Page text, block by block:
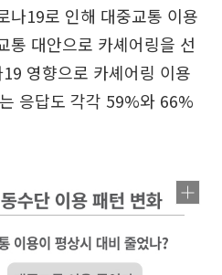
나19로 인해 대중교통 이용
통 대안으로 카셰어링을 선
영향으로 카셰어링 이용
응답도 각각 59%와 66%